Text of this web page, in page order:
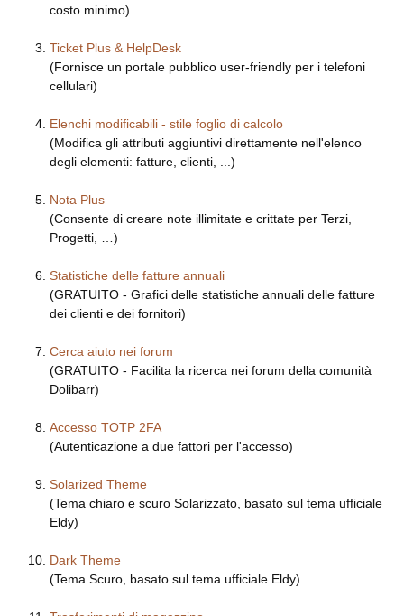
costo minimo)
Ticket Plus & HelpDesk
(Fornisce un portale pubblico user-friendly per i telefoni
cellulari)
Elenchi modificabili - stile foglio di calcolo
(Modifica gli attributi aggiuntivi direttamente nell'elenco
degli elementi: fatture, clienti, ...)
Nota Plus
(Consente di creare note illimitate e crittate per Terzi,
Progetti, …)
Statistiche delle fatture annuali
(GRATUITO - Grafici delle statistiche annuali delle fatture
dei clienti e dei fornitori)
Cerca aiuto nei forum
(GRATUITO - Facilita la ricerca nei forum della comunità
Dolibarr)
Accesso TOTP 2FA
(Autenticazione a due fattori per l'accesso)
Solarized Theme
(Tema chiaro e scuro Solarizzato, basato sul tema ufficiale
Eldy)
Dark Theme
(Tema Scuro, basato sul tema ufficiale Eldy)